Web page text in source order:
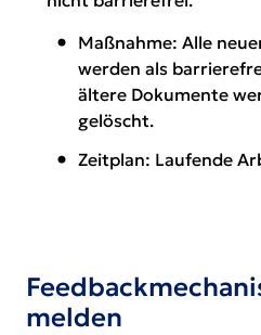
Maßnahme: Alle
werden als
ältere Dokumente
gelöscht.
Zeitplan: Laufende
melden